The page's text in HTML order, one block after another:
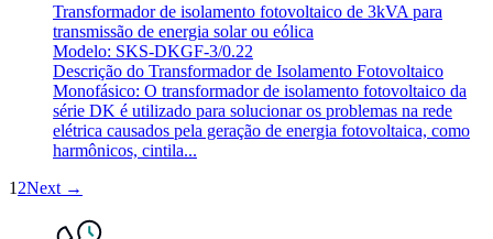
Transformador de isolamento fotovoltaico de 3kVA para
transmissão de energia solar ou eólica
Modelo: SKS-DKGF-3/0.22
Descrição do Transformador de Isolamento Fotovoltaico
Monofásico: O transformador de isolamento fotovoltaico da
série DK é utilizado para solucionar os problemas na rede
elétrica causados pela geração de energia fotovoltaica, como
harmônicos, cintila...
1 2Next →